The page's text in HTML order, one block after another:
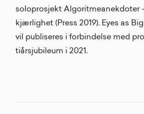
soloprosjekt Algoritmeanekdoter
kjærlighet (Press 2019). Eyes as Big
vil publiseres i forbindelse med
tiårsjubileum i 2021.